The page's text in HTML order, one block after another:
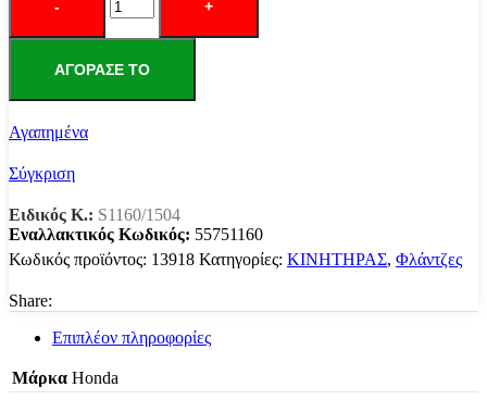
ΣΥΜΠΛΕΧ
des
wave110
ποσότητα
ΑΓΌΡΑΣΕ ΤΟ
Αγαπημένα
Σύγκριση
Ειδικός Κ.: S1160/1504
Εναλλακτικός Κωδικός: 55751160
Κωδικός προϊόντος: 13918 Κατηγορίες: ΚΙΝΗΤΗΡΑΣ, Φλάντζες
Share:
Επιπλέον πληροφορίες
Μάρκα Honda